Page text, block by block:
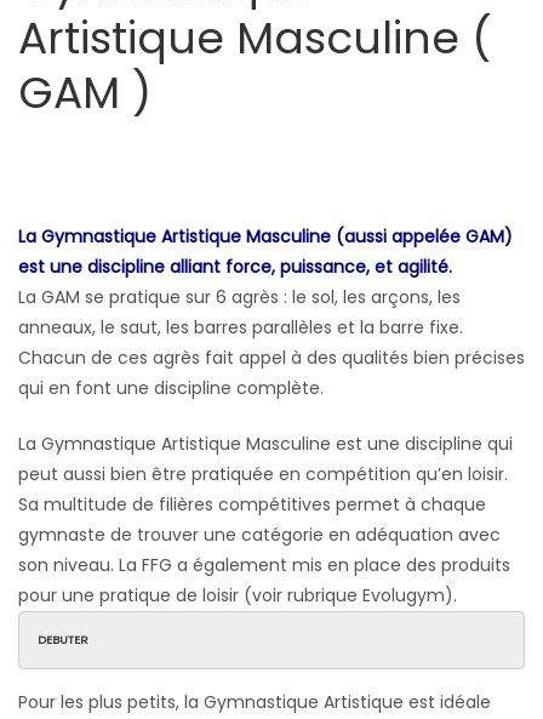
Artistique Masculine (
GAM )
La Gymnastique Artistique Masculine (aussi appelée GAM)
est une discipline alliant force, puissance, et agilité.
La GAM se pratique sur 6 agrès : le sol, les arçons, les
anneaux, le saut, les barres parallèles et la barre fixe.
Chacun de ces agrès fait appel à des qualités bien précises
qui en font une discipline complète.
La Gymnastique Artistique Masculine est une discipline qui
peut aussi bien être pratiquée en compétition qu’en loisir.
Sa multitude de filières compétitives permet à chaque
gymnaste de trouver une catégorie en adéquation avec
son niveau. La FFG a également mis en place des produits
pour une pratique de loisir (voir rubrique Evolugym).
DEBUTER
Pour les plus petits, la Gymnastique Artistique est idéale